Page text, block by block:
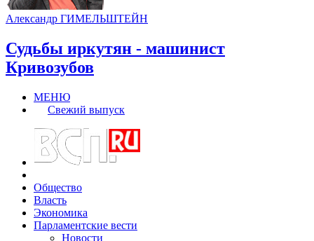
Александр ГИМЕЛЬШТЕЙН
Судьбы иркутян - машинист
Кривозубов
МЕНЮ
Свежий выпуск
Общество
Власть
Экономика
Парламентские вести
Новости